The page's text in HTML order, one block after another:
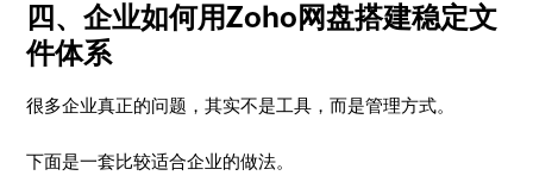
四、企业如何用Zoho网盘搭建稳定文
件体系
很多企业真正的问题，其实不是工具，而是管理方式。
下面是一套比较适合企业的做法。